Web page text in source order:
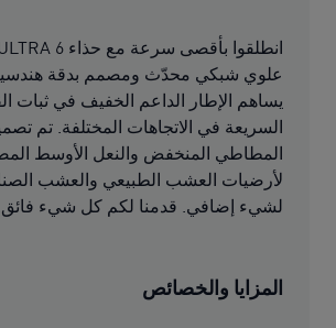
علوي شبكي محدّث ومصمم بدقة هندسية
يساهم الإطار الداعم الخفيف في ثبات
السريعة في الاتجاهات المختلفة. تم
لشيء إضافي. قدمنا لكم كل شيء
المزايا والخصائص